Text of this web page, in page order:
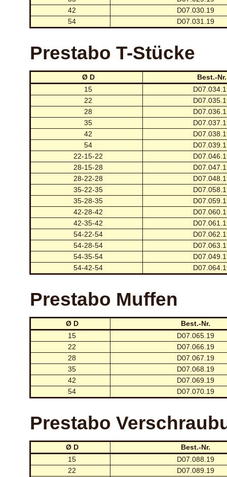
42
D07.030.19
54
D07.031.19
Prestabo T-Stücke
Ø D
Best.-Nr.
15
22
28
35
42
54
22-15-22
28-15-28
28-22-28
35-22-35
35-28-35
42-28-42
42-35-42
54-22-54
54-28-54
54-35-54
54-42-54
Prestabo Muffen
Ø D
Best.-Nr.
15
D07.065.19
22
D07.066.19
28
D07.067.19
35
D07.068.19
42
D07.069.19
54
D07.070.19
Prestabo
Ø D
Best.-Nr.
15
D07.088.19
22
D07.089.19